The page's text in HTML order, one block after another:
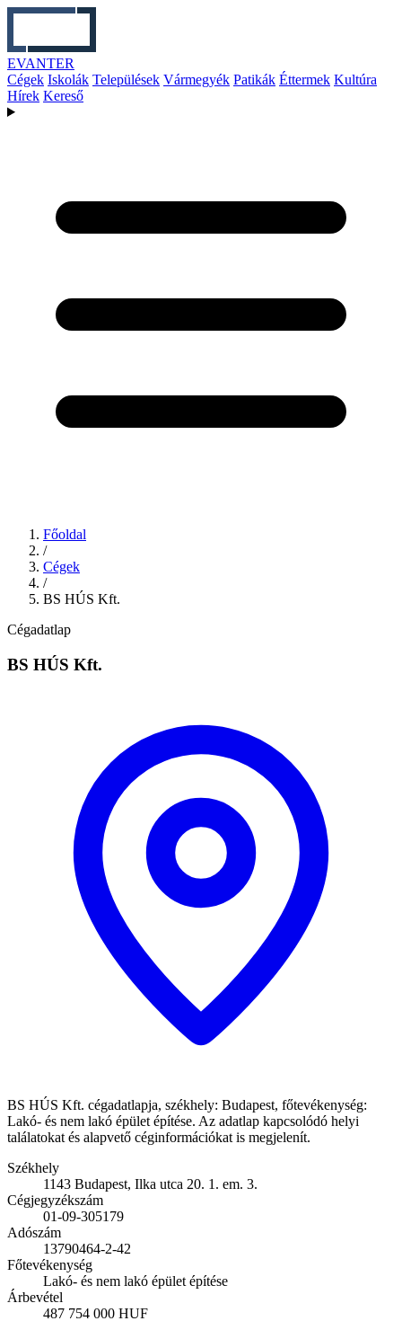
EVANTER
Cégek Iskolák Települések Vármegyék Patikák Éttermek Kultúra
Hírek Kereső
Főoldal
/
Cégek
/
BS HÚS Kft.
Cégadatlap
BS HÚS Kft.
BS HÚS Kft. cégadatlapja, székhely: Budapest, főtevékenység:
Lakó- és nem lakó épület építése. Az adatlap kapcsolódó helyi
találatokat és alapvető céginformációkat is megjelenít.
Székhely
1143 Budapest, Ilka utca 20. 1. em. 3.
Cégjegyzékszám
01-09-305179
Adószám
13790464-2-42
Főtevékenység
Lakó- és nem lakó épület építése
Árbevétel
487 754 000 HUF